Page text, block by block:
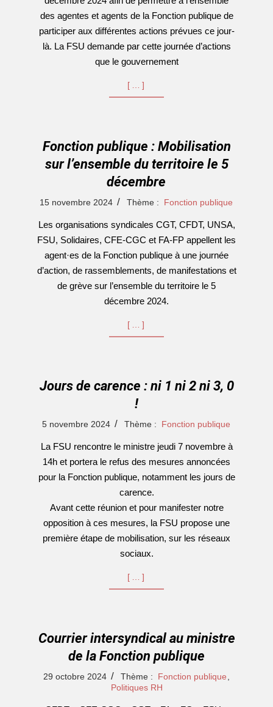
des agentes et agents de la Fonction publique de
participer aux différentes actions prévues ce jour-
là. La FSU demande par cette journée d’actions
que le gouvernement
[…]
Fonction publique : Mobilisation
sur l’ensemble du territoire le 5
décembre
2024-
15
15 novembre 2024 Thème : Fonction publique
Les organisations syndicales CGT, CFDT, UNSA,
FSU, Solidaires, CFE-CGC et FA-FP appellent les
agent·es de la Fonction publique à une journée
d’action, de rassemblements, de manifestations et
de grève sur l’ensemble du territoire le 5
décembre 2024.
[…]
Jours de carence : ni 1 ni 2 ni 3, 0
!
2024-
05
5 novembre 2024 Thème : Fonction publique
La FSU rencontre le ministre jeudi 7 novembre à
14h et portera le refus des mesures annoncées
pour la Fonction publique, notamment les jours de
carence.
Avant cette réunion et pour manifester notre
opposition à ces mesures, la FSU propose une
première étape de mobilisation, sur les réseaux
sociaux.
[…]
Courrier intersyndical au ministre
de la Fonction publique
2024-
29 octobre 2024 Thème : Fonction publique
Politiques RH